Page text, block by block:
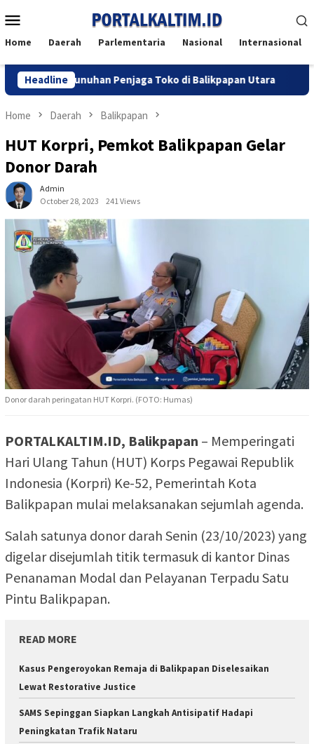
to
Menu
Home Daerah Parlementaria Nasional Internasional
Headline
Pembunuhan Penjaga Toko di Balikpapan Utara
Home Daerah Balikpapan
HUT Korpri, Pemkot Balikpapan Gelar
Donor Darah
Admin
October 28, 2023
241 Views
Donor darah peringatan HUT Korpri. (FOTO: Humas)
PORTALKALTIM.ID, Balikpapan – Memperingati
Hari Ulang Tahun (HUT) Korps Pegawai Republik
Indonesia (Korpri) Ke-52, Pemerintah Kota
Balikpapan mulai melaksanakan sejumlah agenda.
Salah satunya donor darah Senin (23/10/2023) yang
digelar disejumlah titik termasuk di kantor Dinas
Penanaman Modal dan Pelayanan Terpadu Satu
Pintu Balikpapan.
READ MORE
Kasus Pengeroyokan Remaja di Balikpapan Diselesaikan
Lewat Restorative Justice
SAMS Sepinggan Siapkan Langkah Antisipatif Hadapi
Peningkatan Trafik Nataru